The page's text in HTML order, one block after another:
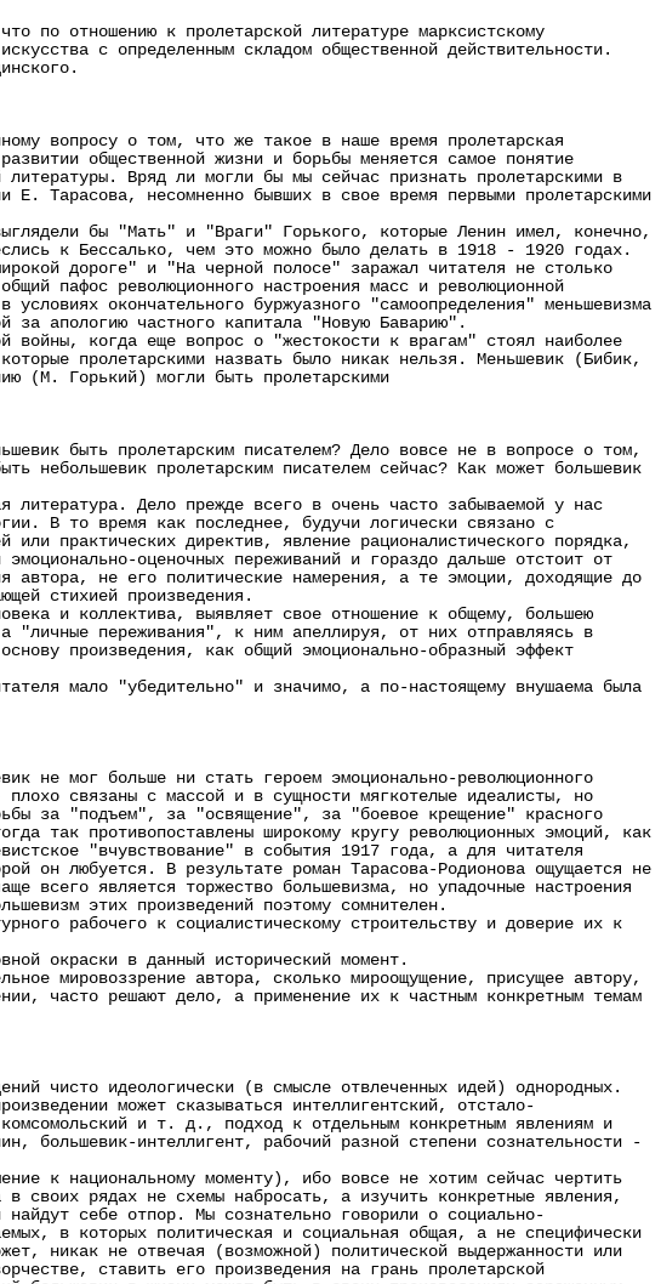
отношению к пролетарской литературе марксистскому
с определенным складом общественной действительности.
вопросу о том, что же такое в наше время пролетарская
общественной жизни и борьбы меняется самое понятие
Вряд ли могли бы мы сейчас признать пролетарскими в
Тарасова, несомненно бывших в свое время первыми пролетарскими
бы "Мать" и "Враги" Горького, которые Ленин имел, конечно,
к Бессалько, чем это можно было делать в 1918 - 1920 годах.
дороге" и "На черной полосе" заражал читателя не столько
пафос революционного настроения масс и революционной
окончательного буржуазного "самоопределения" меньшевизма
за апологию частного капитала "Новую Баварию".
когда еще вопрос о "жестокости к врагам" стоял наиболее
пролетарскими назвать было никак нельзя. Меньшевик (Бибик,
(М. Горький) могли быть пролетарскими
быть пролетарским писателем? Дело вовсе не в вопросе о том,
небольшевик пролетарским писателем сейчас? Как может большевик
Дело прежде всего в очень часто забываемой у нас
В то время как последнее, будучи логически связано с
практических директив, явление рационалистического порядка,
оценочных переживаний и гораздо дальше отстоит от
автора, не его политические намерения, а те эмоции, доходящие до
стихией произведения.
и коллектива, выявляет свое отношение к общему, большею
"личные переживания", к ним апеллируя, от них отправляясь в
произведения, как общий эмоционально-образный эффект
мало "убедительно" и значимо, а по-настоящему внушаема была
не мог больше ни стать героем эмоционально-революционного
связаны с массой и в сущности мягкотелые идеалисты, но
за "подъем", за "освящение", за "боевое крещение" красного
так противопоставлены широкому кругу революционных эмоций, как
"вчувствование" в события 1917 года, а для читателя
он любуется. В результате роман Тарасова-Родионова ощущается не
всего является торжество большевизма, но упадочные настроения
этих произведений поэтому сомнителен.
рабочего к социалистическому строительству и доверие их к
окраски в данный исторический момент.
мировоззрение автора, сколько мироощущение, присущее автору,
часто решают дело, а применение их к частным конкретным темам
чисто идеологически (в смысле отвлеченных идей) однородных.
может сказываться интеллигентский, отстало-
и т. д., подход к отдельным конкретным явлениям и
большевик-интеллигент, рабочий разной степени сознательности -
к национальному моменту), ибо вовсе не хотим сейчас чертить
своих рядах не схемы набросать, а изучить конкретные явления,
себе отпор. Мы сознательно говорили о социально-
в которых политическая и социальная общая, а не специфически
никак не отвечая (возможной) политической выдержанности или
ставить его произведения на грань пролетарской